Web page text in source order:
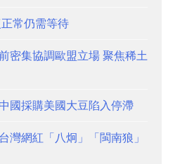
常仍需等待
密集協調歐盟立場 聚焦稀土
國採購美國大豆陷入停滯
灣網紅「八炯」「閩南狼」